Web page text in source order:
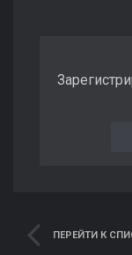
ПЕРЕЙТИ К